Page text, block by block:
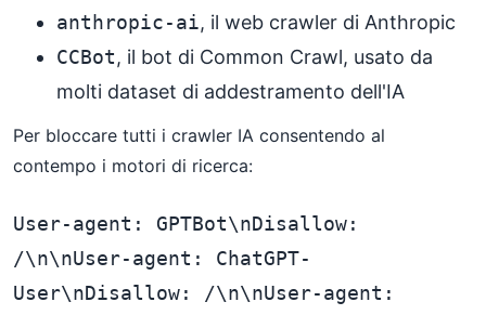
anthropic-ai, il web crawler di Anthropic
CCBot, il bot di Common Crawl, usato da
molti dataset di addestramento dell'IA
Per bloccare tutti i crawler IA consentendo al
contempo i motori di ricerca:
User-agent: GPTBot\nDisallow:
/\n\nUser-agent: ChatGPT-
User\nDisallow: /\n\nUser-agent: